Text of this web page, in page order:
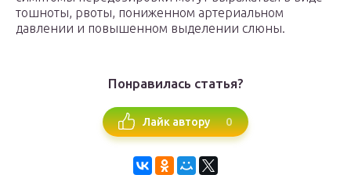
тошноты, рвоты, пониженном артериальном
давлении и повышенном выделении слюны.
Понравилась статья?
Лайк автору 0